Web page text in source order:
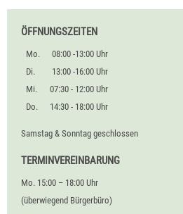
ÖFFNUNGSZEITEN
Mo.
08:00 -13:00 Uhr
Di.
13:00 -16:00 Uhr
Mi.
07:30 - 12:00 Uhr
Do.
14:30 - 18:00 Uhr
Samstag & Sonntag geschlossen
TERMINVEREINBARUNG
Mo. 15:00 – 18:00 Uhr
(überwiegend Bürgerbüro)